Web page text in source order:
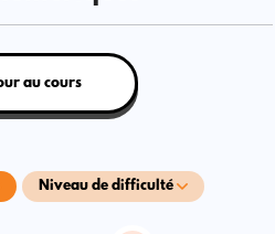
Niveau de difficulté
au cours